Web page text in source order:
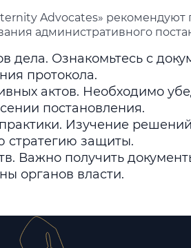
Advocates»
административного
дела. Ознакомьтесь с
протокола.
актов. Необходимо
постановления.
Изучение
стратегию защиты.
Важно получить
органов власти.